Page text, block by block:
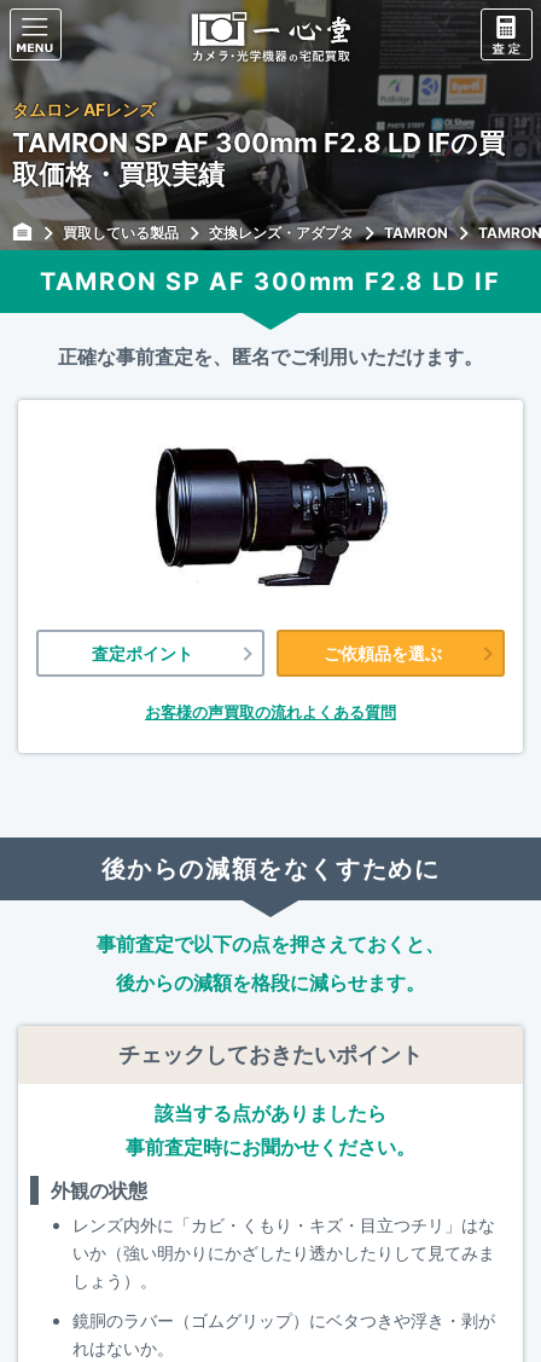
タムロン AFレンズ
TAMRON SP AF 300mm F2.8 LD IFの買
取価格・買取実績
買取している製品 交換レンズ・アダプタ TAMRON
TAMRON SP AF 300mm F2.8 LD IF
正確な事前査定を、匿名でご利用いただけます。
査定ポイント ご依頼品を選ぶ
お客様の声買取の流れよくある質問
後からの減額をなくすために
事前査定で以下の点を押さえておくと、
後からの減額を格段に減らせます。
チェックしておきたいポイント
該当する点がありましたら
事前査定時にお聞かせください。
外観の状態
レンズ内外に「カビ・くもり・キズ・目立つチリ」はな
いか（強い明かりにかざしたり透かしたりして見てみま
しょう）。
鏡胴のラバー（ゴムグリップ）にベタつきや浮き・剥が
れはないか。